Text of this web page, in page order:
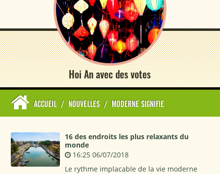
Hoi An avec des votes
ACCUEIL / NOUVELLES / MODERNE SIGNIFIE
16 des endroits les plus relaxants du
monde
16:25 06/07/2018
Le rythme implacable de la vie moderne